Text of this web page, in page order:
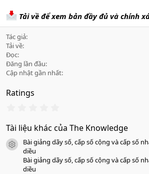
Tải về để xem bản đầy đủ và chính
Tác giả
Tải về
Đọc
Đăng lần đầu
Cập nhật gần nhất
Ratings
0
0
a
Tài liệu khác của The Knowledge
icon tài liệu
Bài giảng dãy số, cấp số cộng và cấp số
diều
Bài giảng dãy số, cấp số cộng và cấp số
diều